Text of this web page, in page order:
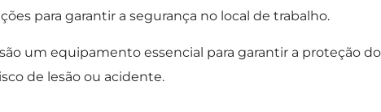
para garantir a segurança no local de trabalho.
um equipamento essencial para garantir a proteção
de lesão ou acidente.